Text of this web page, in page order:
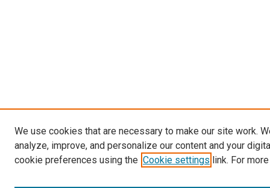
We use cookies that are necessary to make our site work.
analyze, improve, and personalize our content and your
cookie preferences using the Cookie settings link. For